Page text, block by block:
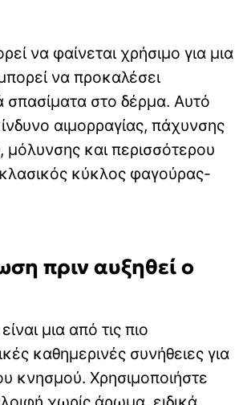
να φαίνεται χρήσιμο για μια
να προκαλέσει
σπασίματα στο δέρμα. Αυτό
αιμορραγίας, πάχυνσης
μόλυνσης και περισσότερου
κύκλος φαγούρας-
πριν αυξηθεί ο
μια από τις πιο
καθημερινές συνήθειες για
κνησμού. Χρησιμοποιήστε